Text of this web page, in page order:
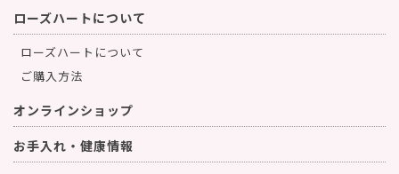
ローズハートについて
ローズハートについて
ご購入方法
オンラインショップ
お手入れ・健康情報